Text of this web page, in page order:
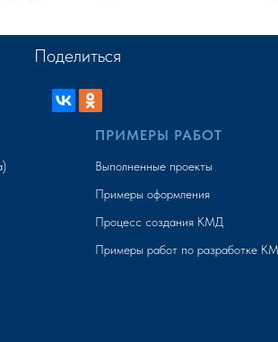
Поделиться
ПРИМЕРЫ РАБОТ
Выполненные проекты
Примеры оформления
Процесс создания КМД
Примеры работ по разработке